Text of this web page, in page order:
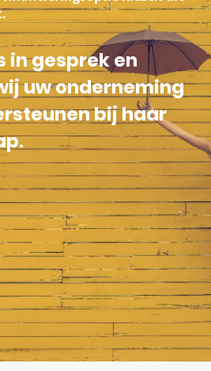
in gesprek en
uw onderneming
bij haar